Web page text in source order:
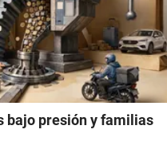
bajo presión y familias